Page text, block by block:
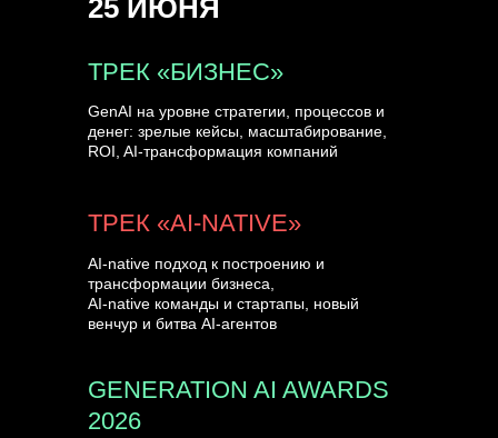
ТРЕК «БИЗНЕС»
GENERATION AI AWARDS
2026
GenAI на уровне стратегии, процессов и
денег: зрелые кейсы, масштабирование,
ROI, AI-трансформация компаний
AI-native подход к построению и
трансформации бизнеса,
AI-native команды и стартапы, новый
венчур и битва AI-агентов
ТРЕК «AI-NATIVE»
25 ИЮНЯ
УЗНАТЬ БОЛЬШЕ